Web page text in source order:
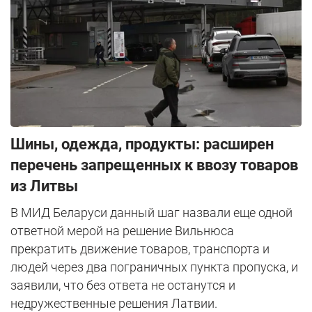
Шины, одежда, продукты: расширен
перечень запрещенных к ввозу товаров
из Литвы
В МИД Беларуси данный шаг назвали еще одной
ответной мерой на решение Вильнюса
прекратить движение товаров, транспорта и
людей через два пограничных пункта пропуска, и
заявили, что без ответа не останутся и
недружественные решения Латвии.